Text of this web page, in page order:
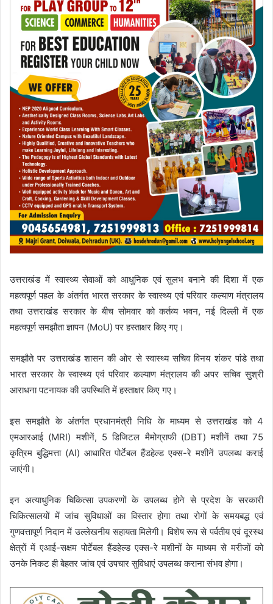
उत्तराखंड में स्वास्थ्य सेवाओं को आधुनिक एवं सुलभ बनाने की दिशा में एक
महत्वपूर्ण पहल के अंतर्गत भारत सरकार के स्वास्थ्य एवं परिवार कल्याण मंत्रालय
तथा उत्तराखंड सरकार के बीच सोमवार को कर्तव्य भवन, नई दिल्ली में एक
महत्वपूर्ण समझौता ज्ञापन (MoU) पर हस्ताक्षर किए गए।
समझौते पर उत्तराखंड शासन की ओर से स्वास्थ्य सचिव विनय शंकर पांडे तथा
भारत सरकार के स्वास्थ्य एवं परिवार कल्याण मंत्रालय की अपर सचिव सुश्री
आराधना पटनायक की उपस्थिति में हस्ताक्षर किए गए।
इस समझौते के अंतर्गत प्रधानमंत्री निधि के माध्यम से उत्तराखंड को 4
एमआरआई (MRI) मशीनें, 5 डिजिटल मैमोग्राफी (DBT) मशीनें तथा 75
कृत्रिम बुद्धिमत्ता (AI) आधारित पोर्टेबल हैंडहेल्ड एक्स-रे मशीनें उपलब्ध कराई
जाएंगी।
इन अत्याधुनिक चिकित्सा उपकरणों के उपलब्ध होने से प्रदेश के सरकारी
चिकित्सालयों में जांच सुविधाओं का विस्तार होगा तथा रोगों के समयबद्ध एवं
गुणवत्तापूर्ण निदान में उल्लेखनीय सहायता मिलेगी। विशेष रूप से पर्वतीय एवं दूरस्थ
क्षेत्रों में एआई-सक्षम पोर्टेबल हैंडहेल्ड एक्स-रे मशीनों के माध्यम से मरीजों को
उनके निकट ही बेहतर जांच एवं उपचार सुविधाएं उपलब्ध कराना संभव होगा।